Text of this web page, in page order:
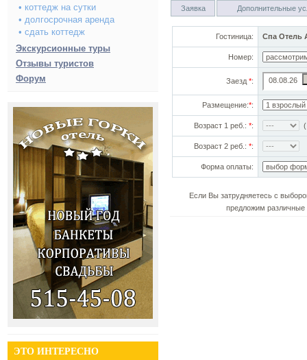
• коттедж на сутки
• долгосрочная аренда
• сдать коттедж
Экскурсионные туры
Отзывы туристов
Форум
ЭТО ИНТЕРЕСНО
Заявка Дополнительные
Гостиница: Спа Отель
Номер:
Заезд *:
Размещение:*:
Возраст 1 реб.: *:
Возраст 2 реб.: *:
Форма оплаты:
Если Вы затрудняетесь с
предложим различные